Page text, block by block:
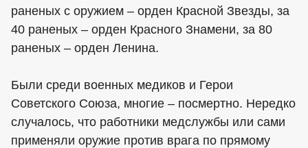
раненых с оружием – орден Красной Звезды, за
40 раненых – орден Красного Знамени, за 80
раненых – орден Ленина.
Были среди военных медиков и Герои
Советского Союза, многие – посмертно. Нередко
случалось, что работники медслужбы или сами
применяли оружие против врага по прямому